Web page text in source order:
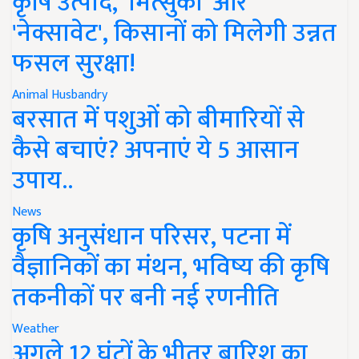
'नेक्सावेट', किसानों को मिलेगी उन्नत
फसल सुरक्षा!
Animal Husbandry
बरसात में पशुओं को बीमारियों से
कैसे बचाएं? अपनाएं ये 5 आसान
उपाय..
News
कृषि अनुसंधान परिसर, पटना में
वैज्ञानिकों का मंथन, भविष्य की कृषि
तकनीकों पर बनी नई रणनीति
Weather